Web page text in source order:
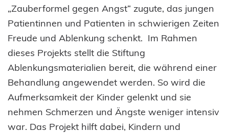
„Zauberformel gegen Angst“ zugute, das jungen
Patientinnen und Patienten in schwierigen Zeiten
Freude und Ablenkung schenkt. Im Rahmen
dieses Projekts stellt die Stiftung
Ablenkungsmaterialien bereit, die während einer
Behandlung angewendet werden. So wird die
Aufmerksamkeit der Kinder gelenkt und sie
nehmen Schmerzen und Ängste weniger intensiv
war. Das Projekt hilft dabei, Kindern und